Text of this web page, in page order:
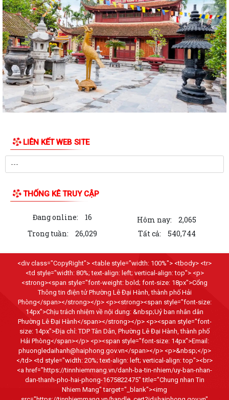
HOẠT ĐỘNG CỦA HỘI CỰU CHIẾN BINH PHƯỜNG LÊ ĐẠI HÀNH NHÂN KỶ
NIỆM 79 NĂM NGÀY THƯƠNG BINH - LIỆT SĨ...
ỦY BAN MTTQ VIỆT NAM PHƯỜNG LÊ ĐẠI HÀNH PHỐI HỢP VỚI NGÂN
HÀNG CHÍNH SÁCH XÃ HỘI CHÍ LINH THĂM,...
THÔNG BÁO Kết quả kỳ họp thứ Năm (Kỳ họp thường lệ giữa năm
2026) Hội đồng nhân dân phường khóa...
THÔNG BÁO LỄ DÂNG HƯƠNG THẮP NẾN TRI ÂN CÁC ANH HÙNG LIỆT
CHIẾN DỊCH 500 NGÀY ĐÊM ĐẨY MẠNH THỰC HIỆN, TÌM KIẾM, QUY
TẬP, XÁC ĐỊNH DANH TÍNH HÀI CỐT LIỆT SĨ
công tác xây dựng văn bản quy...
Chỉ thị số 07-CT/TW đẩy mạnh học tập, thực hành tư tưởng, đạo đức,
phương pháp, phong cách Hồ Chí...
Hướng dẫn Quản lý và sử dụng thẻ Đảng viên
Thông báo về việc tăng cường cảnh giác với các đối tượng nhận làm
dịch vụ đất đai trái quy định của...
THĂM TẶNG QUÀ GIA ĐÌNH CHÍNH SÁCH NHÂN DỊP KỶ NIỆM 79 NĂM
NGÀY THƯƠNG BINH - LIỆT SĨ
BÀI TUYÊN TRUYỀN KỶ NIỆM 79 NĂM NGÀY THƯƠNG BINH - LIỆT SĨ
(27/7/1947 - 27/7/2026).
THƯỜNG TRỰC ĐẢNG ỦY PHƯỜNG LÊ ĐẠI HÀNH THĂM, TẶNG QUÀ
NGƯỜI CÓ CÔNG NHÂN DỊP KỶ NIỆM 79 NĂM NGÀY...
LIÊN KẾT WEB SITE
THỐNG KÊ TRUY CẬP
Đang online: 16 Hôm nay:
2,065
Trong tuần:
26,029 Tất cả: 540,744
<div class="CopyRight"> <table style="width: 100%"> <tbody> <tr>
<td style="width: 80%; text-align: left; vertical-align: top"> <p>
<strong><span style="font-weight: bold; font-size: 18px">Cổng
Thông tin điện tử Phường Lê Đại Hành, thành phố Hải
Phòng</span></strong></p> <p><strong><span style="font-size:
14px">Chịu trách nhiệm về nội dung: &nbsp;Uỷ ban nhân dân
Phường Lê Đại Hành</span></strong></p> <p><span style="font-
size: 14px">Địa chỉ: TDP Tân Dân, Phường Lê Đại Hành, thành phố
Hải Phòng</span></p> <p><span style="font-size: 14px">Email:
phuongledaihanh@haiphong.gov.vn</span></p> <p>&nbsp;</p>
</td> <td style="width: 20%; text-align: left; vertical-align: top"><br>
<a href="https://tinnhiemmang.vn/danh-ba-tin-nhiem/uy-ban-nhan-
dan-thanh-pho-hai-phong-1675822475" title="Chung nhan Tin
Nhiem Mang" target="_blank"><img